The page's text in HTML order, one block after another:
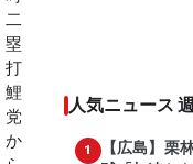
人気ニュース
1
【広島】栗